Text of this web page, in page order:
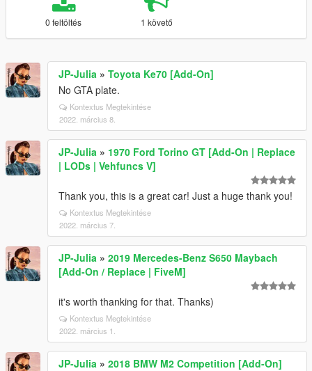
0 feltöltés 1 követő
JP-Julia » Toyota Ke70 [Add-On]
No GTA plate.
Kontextus Megtekintése
2022. március 8.
JP-Julia » 1970 Ford Torino GT [Add-On | Replace
| LODs | Vehfuncs V]
Thank you, this is a great car! Just a huge thank you!
Kontextus Megtekintése
2022. március 7.
JP-Julia » 2019 Mercedes-Benz S650 Maybach
[Add-On / Replace | FiveM]
it's worth thanking for that. Thanks)
Kontextus Megtekintése
2022. március 1.
JP-Julia » 2018 BMW M2 Competition [Add-On]